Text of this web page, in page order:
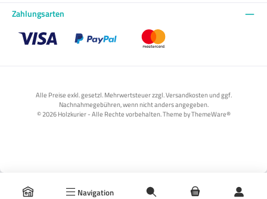
Navigation
Zahlungsarten
Alle Preise exkl. gesetzl. Mehrwertsteuer zzgl. Versandkosten und ggf.
Nachnahmegebühren, wenn nicht anders angegeben.
© 2026 Holzkurier - Alle Rechte vorbehalten. Theme byThemeWare®